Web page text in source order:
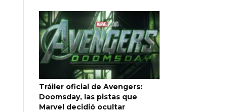
Tráiler oficial de Avengers:
Doomsday, las pistas que
Marvel decidió ocultar